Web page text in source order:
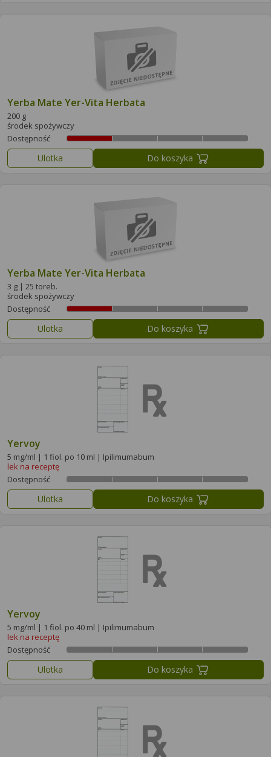
Yerba Mate Yer-Vita Herbata
200 g
środek spożywczy
Dostępność
Ulotka Do koszyka
Yerba Mate Yer-Vita Herbata
3 g | 25 toreb.
środek spożywczy
Dostępność
Ulotka Do koszyka
Yervoy
5 mg/ml | 1 fiol. po 10 ml | Ipilimumabum
lek na receptę
Dostępność
Ulotka Do koszyka
Yervoy
5 mg/ml | 1 fiol. po 40 ml | Ipilimumabum
lek na receptę
Dostępność
Ulotka Do koszyka